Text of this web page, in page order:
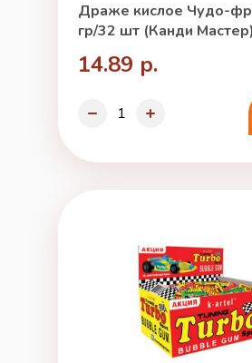
Драже кислое Чудо-
гр/32 шт (Канди Мастер)
14.89 р.